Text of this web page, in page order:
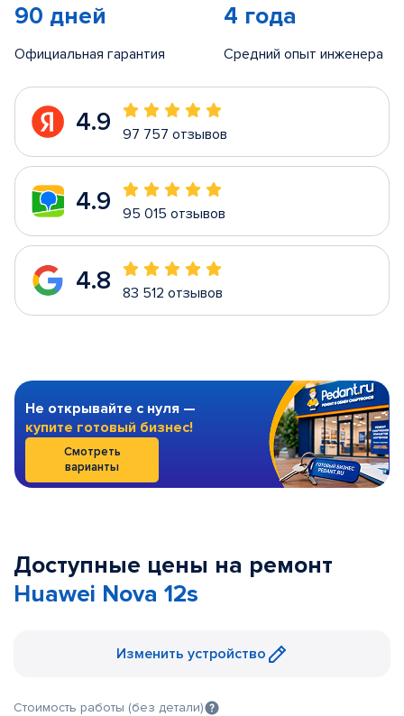
90 дней
Официальная гарантия
4 года
Средний опыт инженера
4.9 97 757 отзывов
4.9 95 015 отзывов
4.8 83 512 отзывов
Не открывайте с нуля —
купите готовый бизнес!
Смотреть
варианты
Доступные цены на ремонт
Huawei Nova 12s
Изменить устройство
Стоимость работы (без детали)